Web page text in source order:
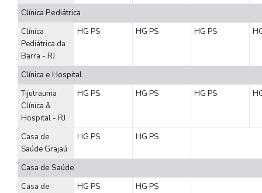
Clínica Pediátrica
Clínica
Pediátrica da
Barra - RJ
HG PS HG PS HG PS
Clínica e Hospital
Tijutrauma
Clínica &
Hospital - RJ
HG PS HG PS HG PS
Casa de
Saúde Grajaú
HG PS HG PS
Casa de Saúde
Casa de
HG PS HG PS